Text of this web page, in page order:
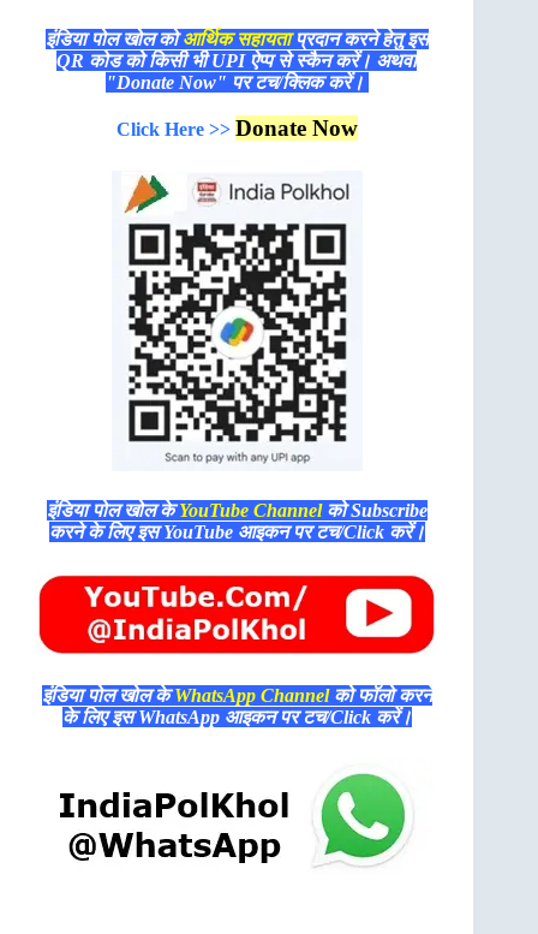
इंडिया पोल खोल कोआर्थिक सहायताप्रदान करने हेतु इस
QR कोड को किसी भी UPI ऐप्प से स्कैन करें। अथवा
"Donate Now" पर टच/क्लिक करें।
Click Here >> Donate Now
इंडिया पोल खोल केYouTube Channelको Subscribe
करने के लिए इस YouTube आइकन पर टच/Click करें।
इंडिया पोल खोल केWhatsApp Channelको फॉलो करने
के लिए इस WhatsApp आइकन पर टच/Click करें।